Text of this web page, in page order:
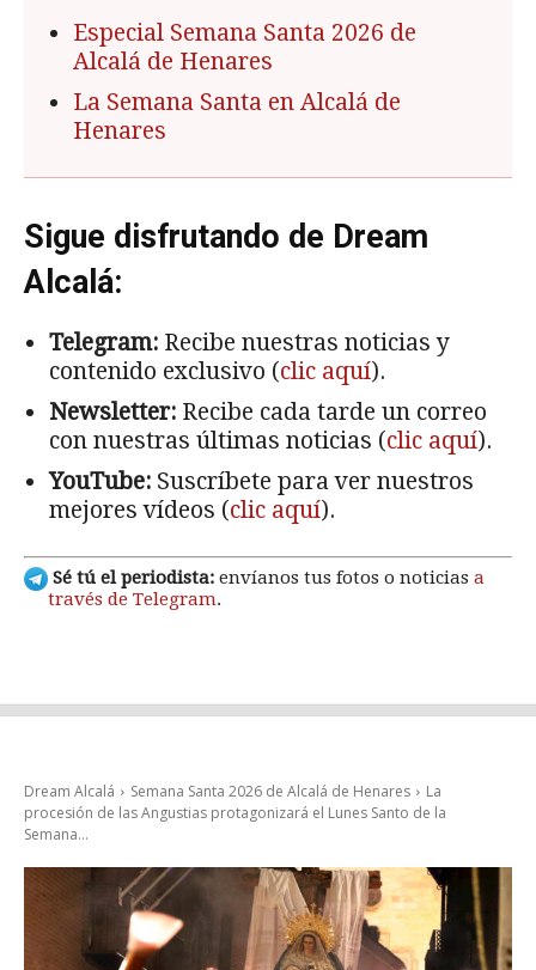
Especial Semana Santa 2026 de
Alcalá de Henares
La Semana Santa en Alcalá de
Henares
Sigue disfrutando de Dream
Alcalá:
Telegram: Recibe nuestras noticias y
contenido exclusivo (clic aquí).
Newsletter: Recibe cada tarde un correo
con nuestras últimas noticias (clic aquí).
YouTube: Suscríbete para ver nuestros
mejores vídeos (clic aquí).
Sé tú el periodista: envíanos tus fotos o noticias a
través de Telegram.